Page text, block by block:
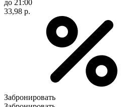
до 21:00
33,98 р.
Забронировать